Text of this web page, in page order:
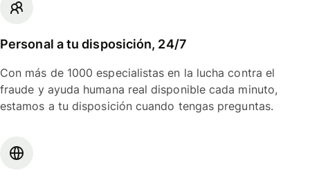
Personal a tu disposición, 24/7
Con más de 1000 especialistas en la lucha contra el
fraude y ayuda humana real disponible cada minuto,
estamos a tu disposición cuando tengas preguntas.